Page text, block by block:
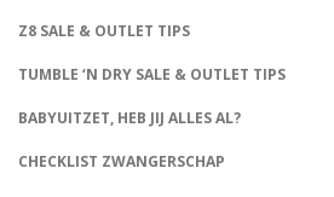
Z8 SALE & OUTLET TIPS
TUMBLE ‘N DRY SALE & OUTLET TIPS
BABYUITZET, HEB JIJ ALLES AL?
CHECKLIST ZWANGERSCHAP